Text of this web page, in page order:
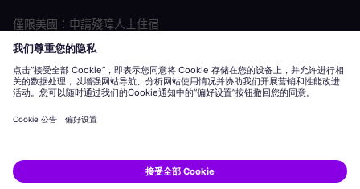
僅限美國：申請殘障人士住宿
勞動條件申請
Siemens Energy 是 Siemens AG 授權的商標。